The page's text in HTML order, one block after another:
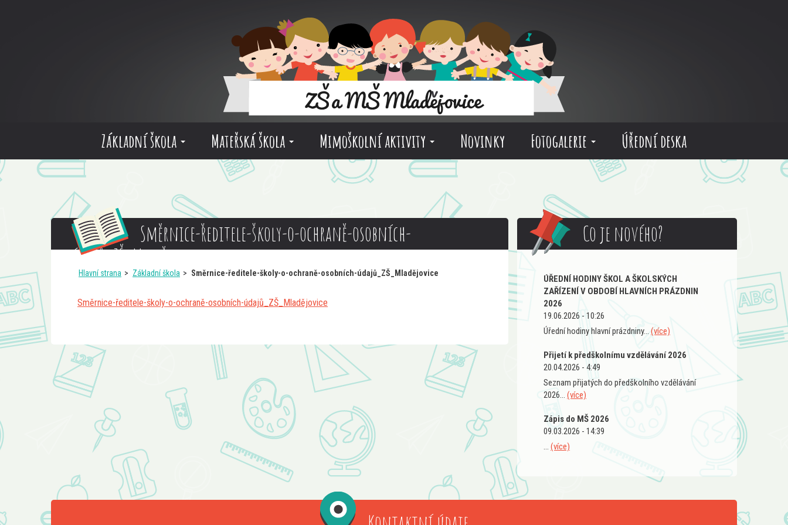
Základní škola Mateřská škola Mimoškolní aktivity Novinky Fotogalerie Úřední deska
Směrnice-ředitele-školy-o-ochraně-osobních-
údajů_ZŠ_Mladějovice
Hlavní strana Základní škola Směrnice-ředitele-školy-o-ochraně-osobních-údajů_ZŠ_Mladějovice
Směrnice-ředitele-školy-o-ochraně-osobních-údajů_ZŠ_Mladějovice
Co je nového?
ÚŘEDNÍ HODINY ŠKOL A ŠKOLSKÝCH
ZAŘÍZENÍ V OBDOBÍ HLAVNÍCH PRÁZDNIN
2026
19.06.2026 - 10:26
Úřední hodiny hlavní prázdniny... (více)
Přijetí k předškolnímu vzdělávání 2026
20.04.2026 - 4:49
Seznam přijatých do předškolního vzdělávání
2026... (více)
Zápis do MŠ 2026
09.03.2026 - 14:39
... (více)